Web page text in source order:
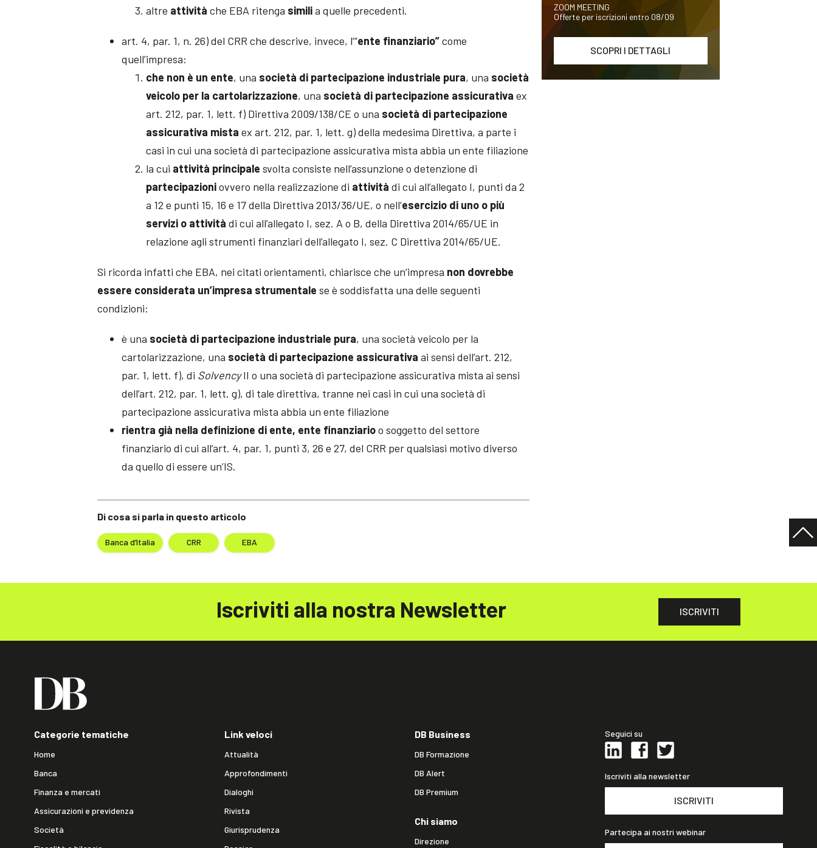
Di cosa si parla in questo articolo
Banca d’Italia CRR EBA
altre attività che EBA ritenga similia quelle precedenti.
art. 4, par. 1, n. 26) del CRR che descrive, invece, l’”ente finanziario”come
quell’impresa:
che non è un ente, una società di partecipazione industriale pura, una società
veicolo per la cartolarizzazione, una società di partecipazione assicurativa ex
art. 212, par. 1, lett. f) Direttiva 2009/138/CE o una società di partecipazione
assicurativa mista ex art. 212, par. 1, lett. g) della medesima Direttiva, a parte i
casi in cui una società di partecipazione assicurativa mista abbia un ente filiazione
la cui attività principale svolta consiste nell’assunzione o detenzione di
partecipazioniovvero nella realizzazione di attività di cui all’allegato I, punti da 2
a 12 e punti 15, 16 e 17 della Direttiva 2013/36/UE, o nell’esercizio di uno o più
servizi o attività di cui all’allegato I, sez. A o B, della Direttiva 2014/65/UE in
relazione agli strumenti finanziari dell’allegato I, sez. C Direttiva 2014/65/UE.
Si ricorda infatti che EBA, nei citati orientamenti, chiarisce che un’impresa non dovrebbe
essere considerata un’impresa strumentale se è soddisfatta una delle seguenti
condizioni:
è una società di partecipazione industriale pura, una società veicolo per la
cartolarizzazione, una società di partecipazione assicurativa ai sensi dell’art. 212,
par. 1, lett. f), di SolvencyII o una società di partecipazione assicurativa mista ai sensi
dell’art. 212, par. 1, lett. g), di tale direttiva, tranne nei casi in cui una società di
partecipazione assicurativa mista abbia un ente filiazione
rientra già nella definizione di ente, ente finanziarioo soggetto del settore
finanziario di cui all’art. 4, par. 1, punti 3, 26 e 27, del CRR per qualsiasi motivo diverso
da quello di essere un’IS.
ZOOM MEETING
Offerte per iscrizioni entro 08/09
SCOPRI I DETTAGLI
Iscriviti alla nostra Newsletter ISCRIVITI
Categorie tematiche
Home
Banca
Finanza e mercati
Assicurazioni e previdenza
Società
Link veloci
Attualità
Approfondimenti
Dialoghi
Rivista
Giurisprudenza
DB Business
DB Formazione
DB Alert
DB Premium
Chi siamo
Direzione
Seguici su
Iscriviti alla newsletter
ISCRIVITI
Partecipa ai nostri webinar